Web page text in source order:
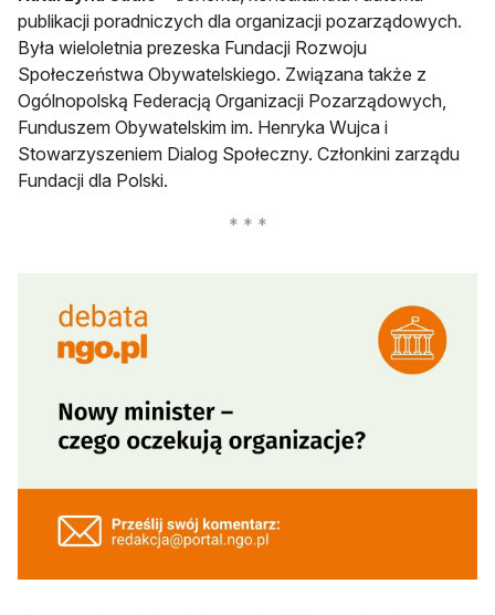
publikacji poradniczych dla organizacji pozarządowych.
Była wieloletnia prezeska Fundacji Rozwoju
Społeczeństwa Obywatelskiego. Związana także z
Ogólnopolską Federacją Organizacji Pozarządowych,
Funduszem Obywatelskim im. Henryka Wujca i
Stowarzyszeniem Dialog Społeczny. Członkini zarządu
Fundacji dla Polski.